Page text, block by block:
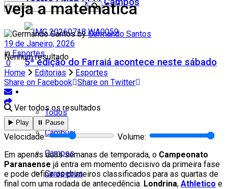
Teatro Firjan SESI Campos
5ª edição do Farraiá acontece neste sábado
Todos
Cambuci
Campos
Carapebus
Nenhum resultado
Ver todos os resultados
veja a matemática
by Germando Santos
19 de Janeiro, 2026
in Esportes
0
Home
Editorias
Esportes
Share on Facebook Share on Twitter
▶️ Play ⏸️ Pause
Velocidade:
Volume:
Em apenas duas semanas de temporada, o Campeonato
Paranaense já entra em momento decisivo da primeira fase
e pode definir os primeiros classificados para as quartas de
final com uma rodada de antecedência. Londrina, Athletico e